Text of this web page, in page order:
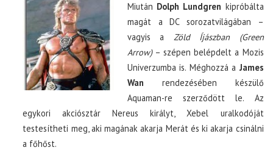
Miután Dolph Lundgren kipróbálta
magát a DC sorozatvilágában –
vagyis a Zöld Íjászban (Green
Arrow)– szépen belépdelt a Mozis
Univerzumba is. Méghozzá a James
Wan rendezésében készülő
Aquaman-re szerződött le. Az
egykori akciósztár Nereus királyt, Xebel uralkodóját
testesítheti meg, aki magának akarja Merát és ki akarja csinálni
a főhőst.